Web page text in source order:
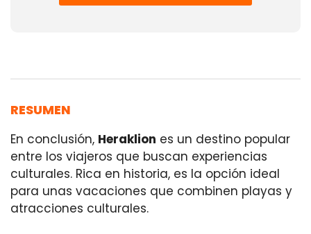
RESUMEN
En conclusión, Heraklion es un destino popular
entre los viajeros que buscan experiencias
culturales. Rica en historia, es la opción ideal
para unas vacaciones que combinen playas y
atracciones culturales.